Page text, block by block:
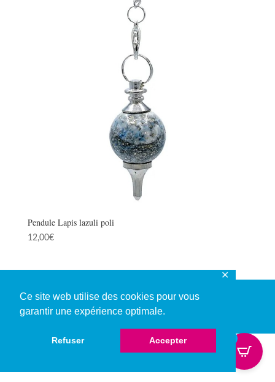
Ce site web utilise des cookies pour vous
garantir une expérience optimale.
Refuser Accepter
✕
Pendule Lapis lazuli poli
12,00€
© Copyright 2026